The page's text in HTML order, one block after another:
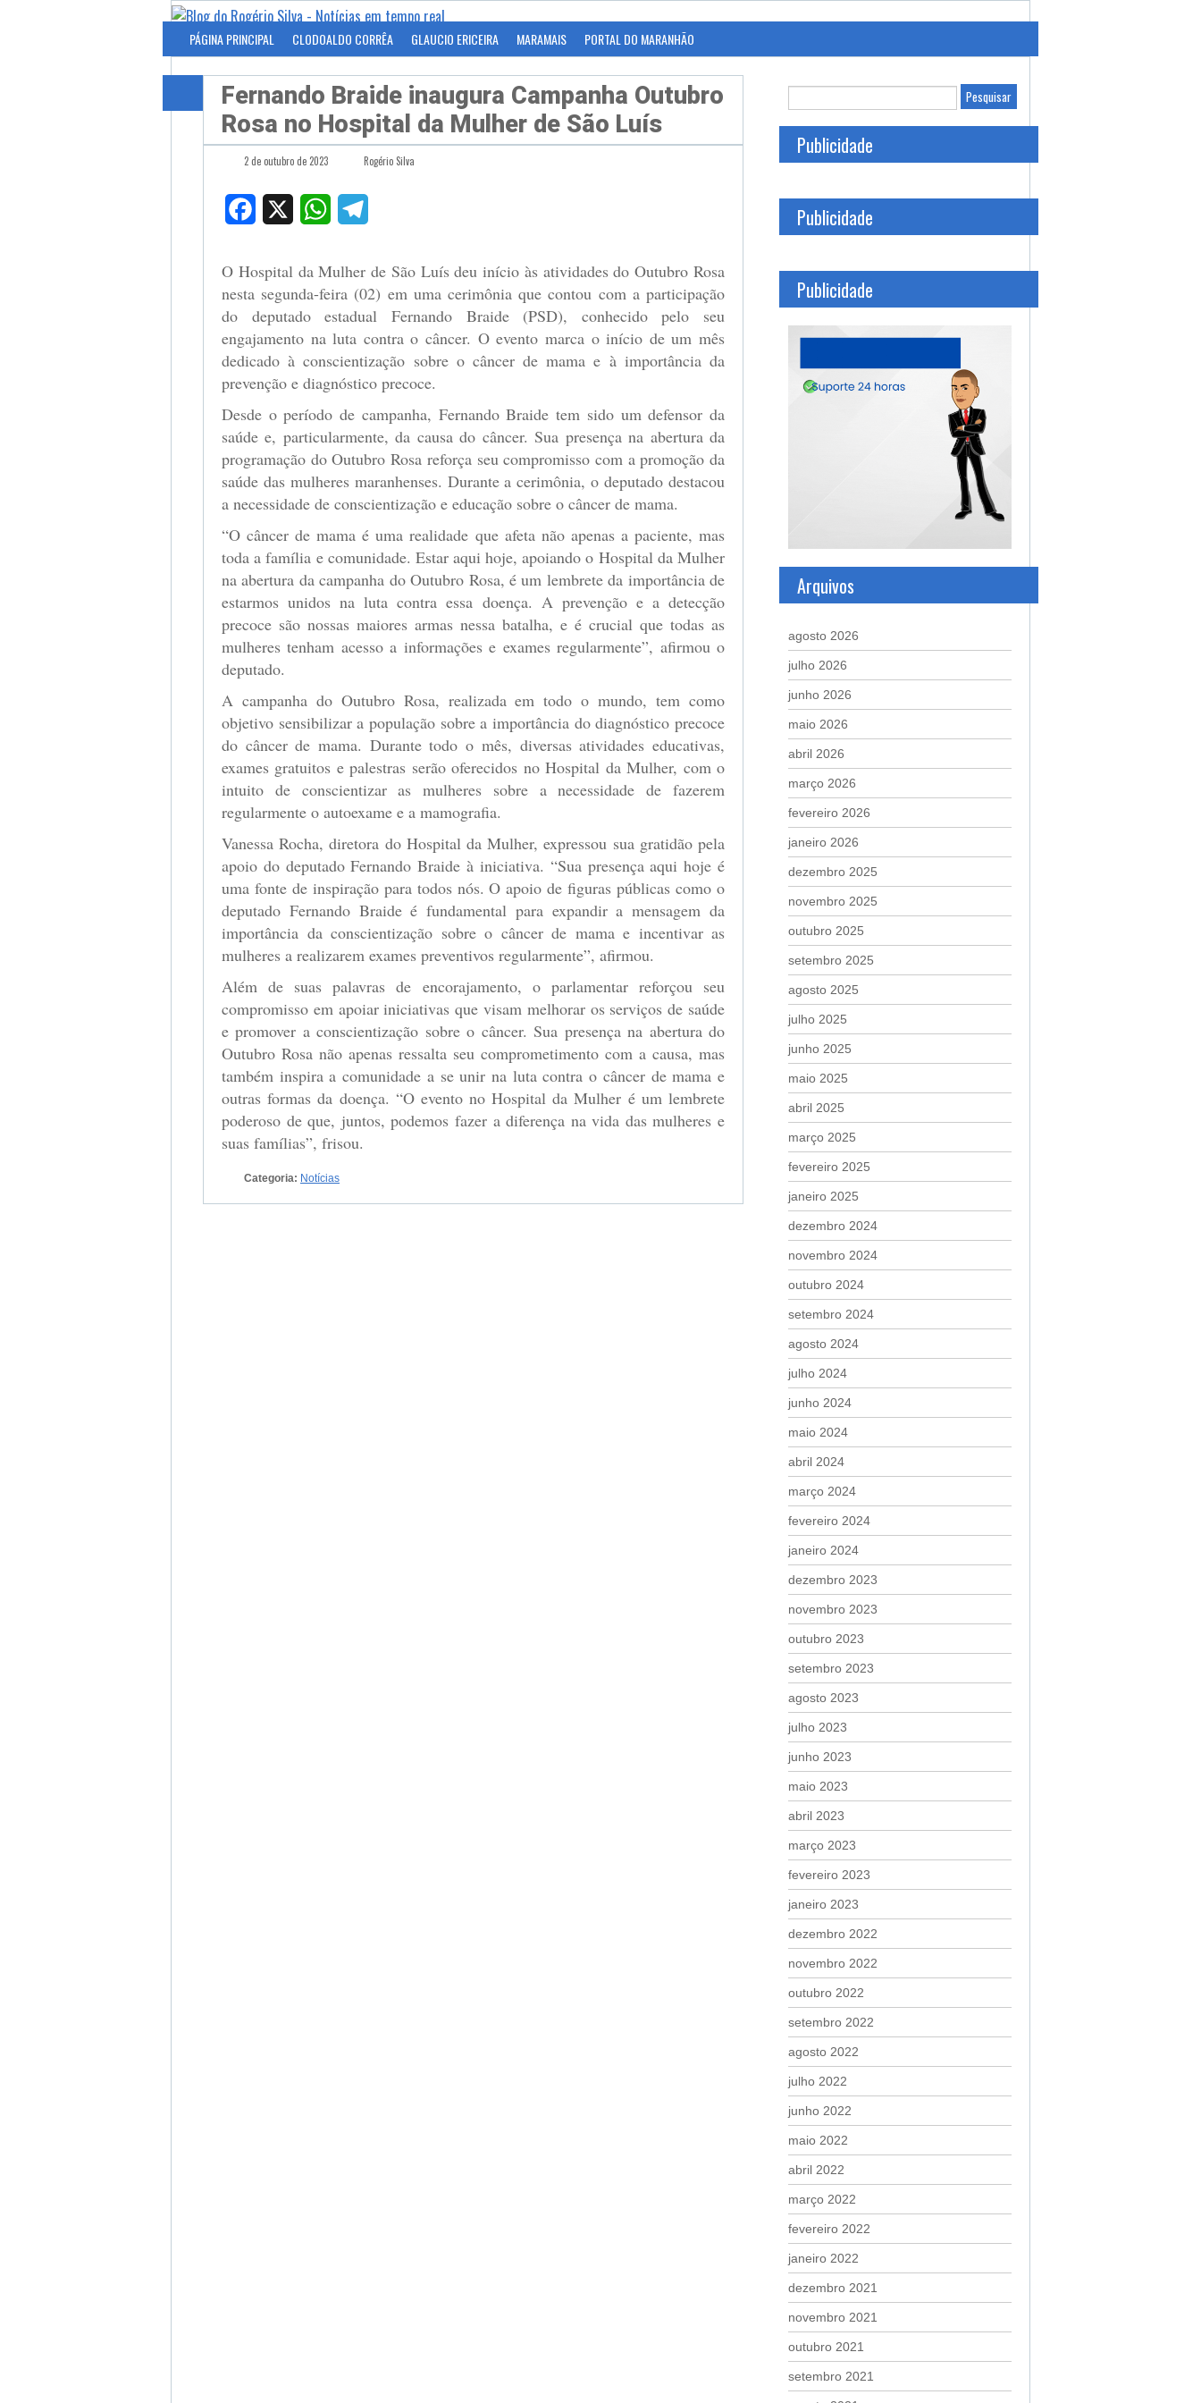
PÁGINA PRINCIPAL CLODOALDO CORRÊA GLAUCIO ERICEIRA MARAMAIS PORTAL DO MARANHÃO
Fernando Braide inaugura Campanha Outubro
Rosa no Hospital da Mulher de São Luís
2 de outubro de 2023 Rogério Silva
Facebook WhatsApp
O Hospital da Mulher de São Luís deu início às atividades do Outubro Rosa
nesta segunda-feira (02) em uma cerimônia que contou com a participação
do deputado estadual Fernando Braide (PSD), conhecido pelo seu
engajamento na luta contra o câncer. O evento marca o início de um mês
dedicado à conscientização sobre o câncer de mama e à importância da
prevenção e diagnóstico precoce.
Desde o período de campanha, Fernando Braide tem sido um defensor da
saúde e, particularmente, da causa do câncer. Sua presença na abertura da
programação do Outubro Rosa reforça seu compromisso com a promoção da
saúde das mulheres maranhenses. Durante a cerimônia, o deputado destacou
a necessidade de conscientização e educação sobre o câncer de mama.
“O câncer de mama é uma realidade que afeta não apenas a paciente, mas
toda a família e comunidade. Estar aqui hoje, apoiando o Hospital da Mulher
na abertura da campanha do Outubro Rosa, é um lembrete da importância de
estarmos unidos na luta contra essa doença. A prevenção e a detecção
precoce são nossas maiores armas nessa batalha, e é crucial que todas as
mulheres tenham acesso a informações e exames regularmente”, afirmou o
deputado.
A campanha do Outubro Rosa, realizada em todo o mundo, tem como
objetivo sensibilizar a população sobre a importância do diagnóstico precoce
do câncer de mama. Durante todo o mês, diversas atividades educativas,
exames gratuitos e palestras serão oferecidos no Hospital da Mulher, com o
intuito de conscientizar as mulheres sobre a necessidade de fazerem
regularmente o autoexame e a mamografia.
Vanessa Rocha, diretora do Hospital da Mulher, expressou sua gratidão pela
apoio do deputado Fernando Braide à iniciativa. “Sua presença aqui hoje é
uma fonte de inspiração para todos nós. O apoio de figuras públicas como o
deputado Fernando Braide é fundamental para expandir a mensagem da
importância da conscientização sobre o câncer de mama e incentivar as
mulheres a realizarem exames preventivos regularmente”, afirmou.
Além de suas palavras de encorajamento, o parlamentar reforçou seu
compromisso em apoiar iniciativas que visam melhorar os serviços de saúde
e promover a conscientização sobre o câncer. Sua presença na abertura do
Outubro Rosa não apenas ressalta seu comprometimento com a causa, mas
também inspira a comunidade a se unir na luta contra o câncer de mama e
outras formas da doença. “O evento no Hospital da Mulher é um lembrete
poderoso de que, juntos, podemos fazer a diferença na vida das mulheres e
suas famílias”, frisou.
Categoria: Notícias
Publicidade
Publicidade
Publicidade
Arquivos
agosto 2026
julho 2026
junho 2026
maio 2026
abril 2026
março 2026
fevereiro 2026
janeiro 2026
dezembro 2025
novembro 2025
outubro 2025
setembro 2025
agosto 2025
julho 2025
junho 2025
maio 2025
abril 2025
março 2025
fevereiro 2025
janeiro 2025
dezembro 2024
novembro 2024
outubro 2024
setembro 2024
agosto 2024
julho 2024
junho 2024
maio 2024
abril 2024
março 2024
fevereiro 2024
janeiro 2024
dezembro 2023
novembro 2023
outubro 2023
setembro 2023
agosto 2023
julho 2023
junho 2023
maio 2023
abril 2023
março 2023
fevereiro 2023
janeiro 2023
dezembro 2022
novembro 2022
outubro 2022
setembro 2022
agosto 2022
julho 2022
junho 2022
maio 2022
abril 2022
março 2022
fevereiro 2022
janeiro 2022
dezembro 2021
novembro 2021
outubro 2021
setembro 2021